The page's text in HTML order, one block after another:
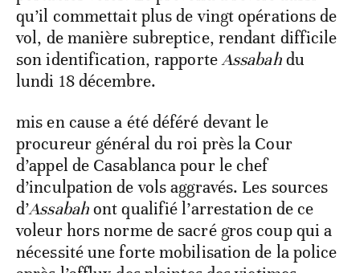
qu’il commettait plus de vingt opérations de
vol, de manière subreptice, rendant difficile
son identification, rapporteAssabahdu
lundi 18 décembre.
mis en cause a été déféré devant le
procureur général du roi près la Cour
d’appel de Casablanca pour le chef
d’inculpation de vols aggravés. Les sources
d’Assabahont qualifié l’arrestation de ce
voleur hors norme de sacré gros coup qui a
nécessité une forte mobilisation de la police